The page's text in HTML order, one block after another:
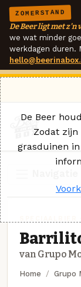
ZOMERSTAND
De Beer ligt met z'n
we wat minder
werkdagen duren.
van Grupo
Home Grupo
De Beer
Zodat
grasduinen